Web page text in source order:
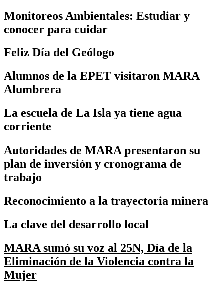
Monitoreos Ambientales: Estudiar y
conocer para cuidar
Feliz Día del Geólogo
Alumnos de la EPET visitaron MARA
Alumbrera
La escuela de La Isla ya tiene agua
corriente
Autoridades de MARA presentaron su
plan de inversión y cronograma de
trabajo
Reconocimiento a la trayectoria minera
La clave del desarrollo local
MARA sumó su voz al 25N, Día de la
Eliminación de la Violencia contra la
Mujer